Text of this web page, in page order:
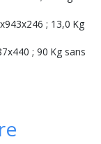
; 13,0 Kg
; 90 Kg sans